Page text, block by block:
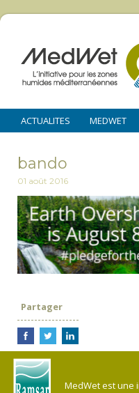
ACTUALITES MEDWET
bando
01 août 2016
Partager
MedWet est une